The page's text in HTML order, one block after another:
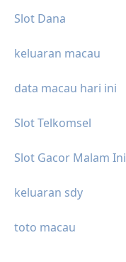
Slot Dana
keluaran macau
data macau hari ini
Slot Telkomsel
Slot Gacor Malam Ini
keluaran sdy
toto macau